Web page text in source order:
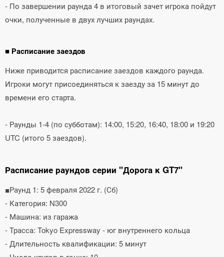
- По завершении раунда 4 в итоговый зачет игрока пойдут
очки, полученные в двух лучших раундах.
■ Расписание заездов
Ниже приводится расписание заездов каждого раунда.
Игроки могут присоединяться к заезду за 15 минут до
времени его старта.
- Раунды 1-4 (по субботам): 14:00, 15:20, 16:40, 18:00 и 19:20
UTC (итого 5 заездов).
Расписание раундов серии "Дорога к GT7"
■Раунд 1: 5 февраля 2022 г. (Сб)
- Категория: N300
- Машина: из гаража
- Трасса: Tokyo Expressway - юг внутреннего кольца
- Длительность квалификации: 5 минут